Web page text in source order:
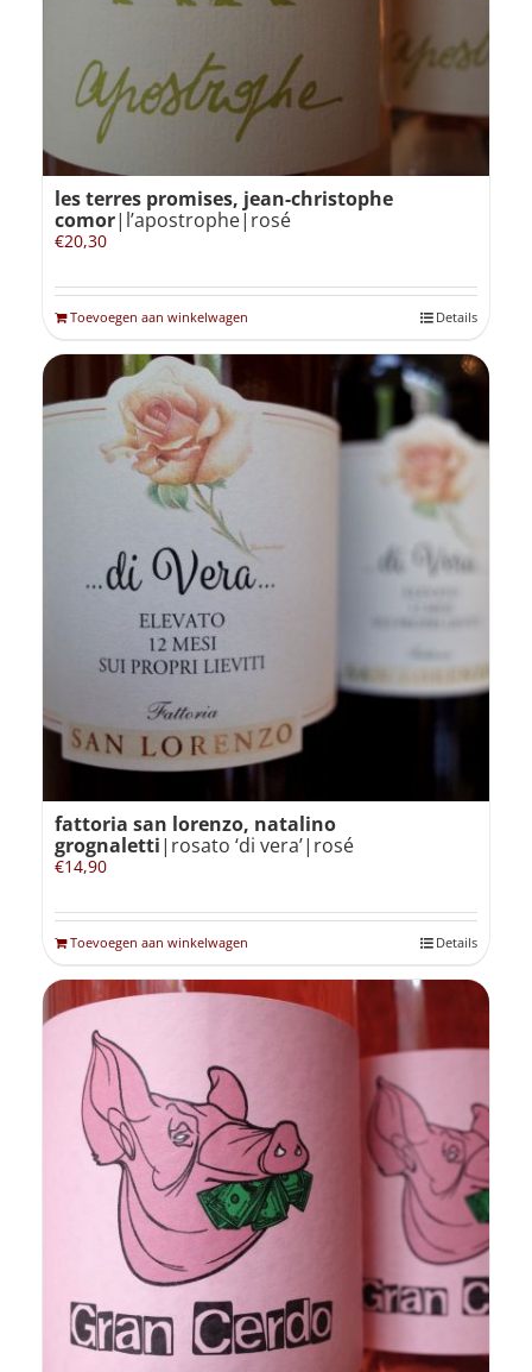
les terres promises, jean-christophe
comor|l’apostrophe|rosé
€20,30
Toevoegen aan winkelwagen Details
fattoria san lorenzo, natalino
grognaletti|rosato ‘di vera’|rosé
€14,90
Toevoegen aan winkelwagen Details